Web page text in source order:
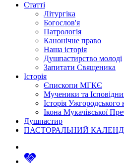
Статті
Літургіка
Богослов'я
Патрологія
Канонічне право
Наша історія
Душпастирство молоді
Запитати Священика
Історія
Єпископи МГКЄ
Мученики та
Історія
Ікона Мукачівської
Душпастир
ПАСТОРАЛЬНИЙ